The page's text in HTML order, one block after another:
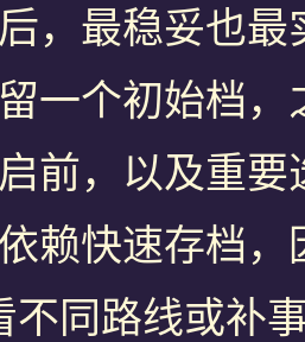
，最稳妥也
一个初始档
前，以及重
赖快速存档
不同路线或补